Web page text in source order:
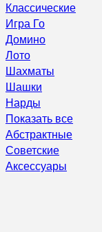
Классические
Игра Го
Домино
Лото
Шахматы
Шашки
Нарды
Показать все
Абстрактные
Советские
Аксессуары